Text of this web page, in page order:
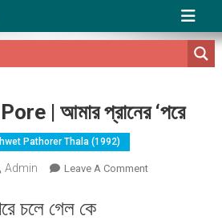
| আমার প্রানের ‘পরে
Pathorer Thala (1992)
Admin Leave A CommentOn
চলে গেল কে